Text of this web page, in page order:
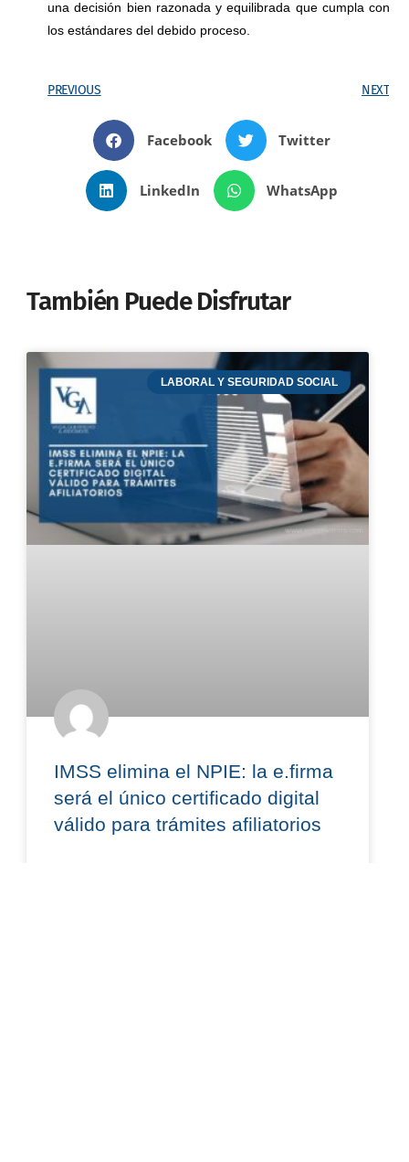
una decisión bien razonada y equilibrada que cumpla con
los estándares del debido proceso.
PREVIOUS NEXT
Facebook Twitter
LinkedIn WhatsApp
También Puede Disfrutar
LABORAL Y SEGURIDAD SOCIAL
IMSS elimina el NPIE: la e.firma
será el único certificado digital
válido para trámites afiliatorios